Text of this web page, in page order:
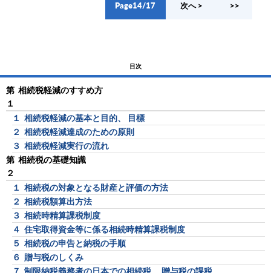
Page14/17 <<
< 前へ
次へ > >>
目次
第
１
相続税軽減のすすめ方
１ 相続税軽減の基本と目的、 目標
２ 相続税軽減達成のための原則
３ 相続税軽減実行の流れ
第
２
相続税の基礎知識
１ 相続税の対象となる財産と評価の方法
２ 相続税額算出方法
３ 相続時精算課税制度
４ 住宅取得資金等に係る相続時精算課税制度
５ 相続税の申告と納税の手順
６ 贈与税のしくみ
７ 制限納税義務者の日本での相続税、 贈与税の課税